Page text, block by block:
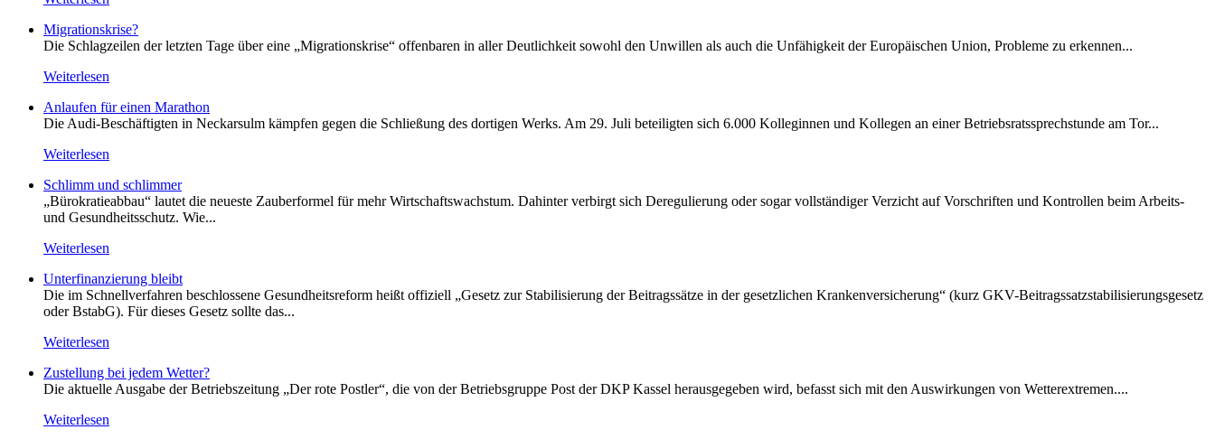
Migrationskrise?
Die Schlagzeilen der letzten Tage über eine „Migrationskrise“ offenbaren in aller Deutlichkeit sowohl den Unwillen als auch die Unfähigkeit der Europäischen Union, Probleme zu erkennen...
Weiterlesen
Anlaufen für einen Marathon
Die Audi-Beschäftigten in Neckarsulm kämpfen gegen die Schließung des dortigen Werks. Am 29. Juli beteiligten sich 6.000 Kolleginnen und Kollegen an einer Betriebsratssprechstunde am Tor...
Weiterlesen
Schlimm und schlimmer
„Bürokratieabbau“ lautet die neueste Zauberformel für mehr Wirtschaftswachstum. Dahinter verbirgt sich Deregulierung oder sogar vollständiger Verzicht auf Vorschriften und Kontrollen beim Arbeits-
und Gesundheitsschutz. Wie...
Weiterlesen
Unterfinanzierung bleibt
Die im Schnellverfahren beschlossene Gesundheitsreform heißt offiziell „Gesetz zur Stabilisierung der Beitragssätze in der gesetzlichen Krankenversicherung“ (kurz GKV-Beitragssatzstabilisierungsgesetz
oder BstabG). Für dieses Gesetz sollte das...
Weiterlesen
Zustellung bei jedem Wetter?
Die aktuelle Ausgabe der Betriebszeitung „Der rote Postler“, die von der Betriebsgruppe Post der DKP Kassel herausgegeben wird, befasst sich mit den Auswirkungen von Wetterextremen....
Weiterlesen